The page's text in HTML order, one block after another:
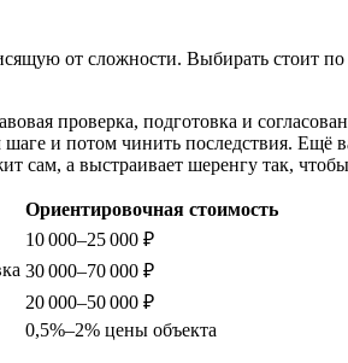
от сложности. Выбирать стоит
проверка, подготовка и
и потом чинить последствия. Ещё
сам, а выстраивает шеренгу так,
Ориентировочная стоимость
10 000–25 000 ₽
30 000–70 000 ₽
20 000–50 000 ₽
0,5%–2% цены объекта